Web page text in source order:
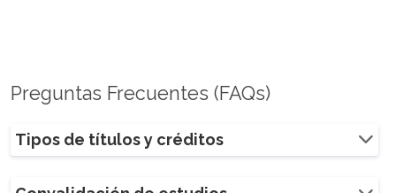
Preguntas Frecuentes (FAQs)
Tipos de títulos y créditos